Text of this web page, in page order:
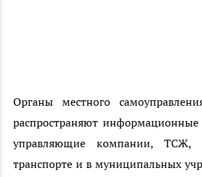
Органы местного
распространяют
управляющие компании, ТСЖ,
транспорте и в муниципальных